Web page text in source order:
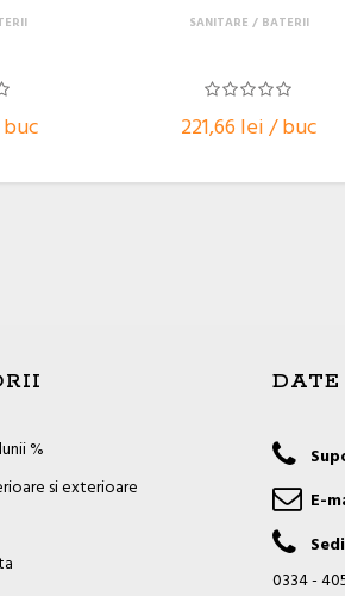
221,66 lei / buc
SANITARE BATERII
%
si exterioare
E-
0334 -